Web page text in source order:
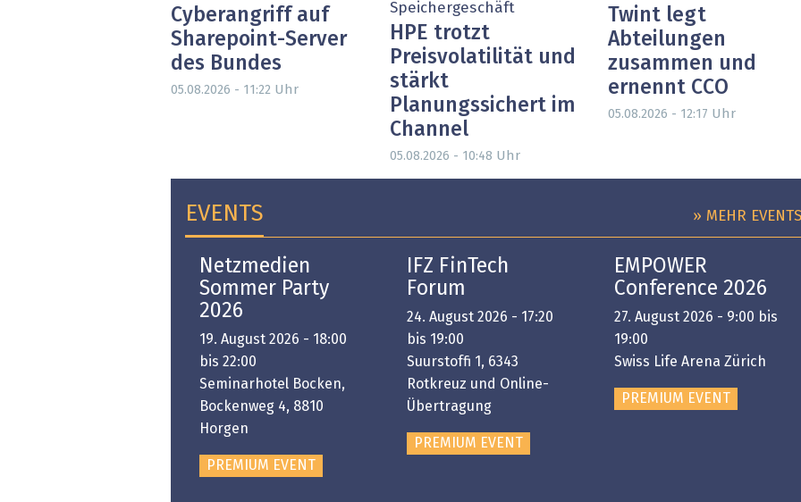
Cyberangriff auf
Sharepoint-Server
des Bundes
05.08.2026 - 11:22 Uhr
Speichergeschäft
HPE trotzt
Preisvolatilität und
stärkt
Planungssichert im
Channel
05.08.2026 - 10:48 Uhr
Twint legt
Abteilungen
zusammen und
ernennt CCO
05.08.2026 - 12:17 Uhr
EVENTS » MEHR EVENTS
Netzmedien
Sommer Party
2026
19. August 2026 - 18:00
bis 22:00
Seminarhotel Bocken,
Bockenweg 4, 8810
Horgen
PREMIUM EVENT
IFZ FinTech
Forum
24. August 2026 - 17:20
bis 19:00
Suurstoffi 1, 6343
Rotkreuz und Online-
Übertragung
PREMIUM EVENT
EMPOWER
Conference 2026
27. August 2026 - 9:00 bis
19:00
Swiss Life Arena Zürich
PREMIUM EVENT